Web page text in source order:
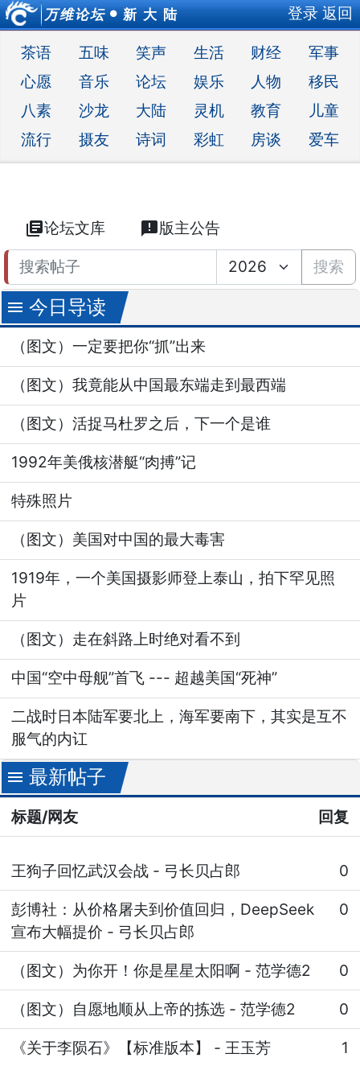
万维论坛 ● 新 大 陆 登录 返回
茶语 五味 笑声 生活 财经
军事
心愿
音乐 论坛 娱乐 人物
移民
八素
沙龙 大陆 灵机 教育
儿童
流行
摄友 诗词 彩虹 房谈 爱车
library_books论坛文库 announcement版主公告
搜索
menu 今日导读
（图文）一定要把你“抓”出来
（图文）我竟能从中国最东端走到最西端
（图文）活捉马杜罗之后，下一个是谁
1992年美俄核潜艇“肉搏”记
特殊照片
（图文）美国对中国的最大毒害
1919年，一个美国摄影师登上泰山，拍下罕见照
片
（图文）走在斜路上时绝对看不到
中国“空中母舰”首飞 --- 超越美国“死神”
二战时日本陆军要北上，海军要南下，其实是互不
服气的内讧
menu 最新帖子
标题/网友 回复
王狗子回忆武汉会战 - 弓长贝占郎 0
彭博社：从价格屠夫到价值回归，DeepSeek
宣布大幅提价 - 弓长贝占郎
0
（图文）为你开！你是星星太阳啊 - 范学德2 0
（图文）自愿地顺从上帝的拣选 - 范学德2 0
《关于李陨石》【标准版本】 - 王玉芳 1